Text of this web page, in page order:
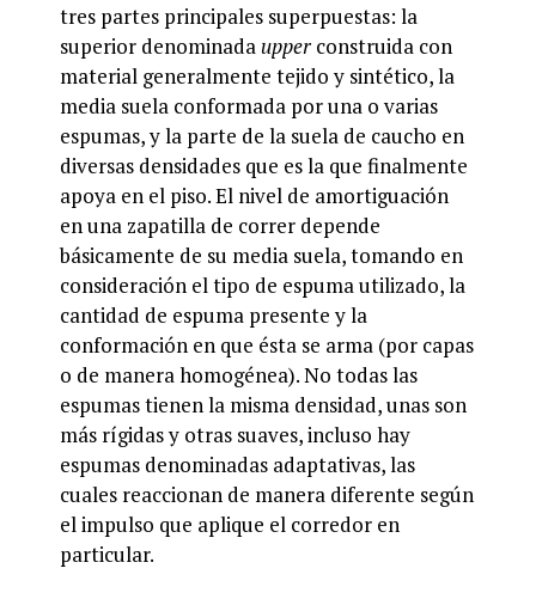
tres partes principales superpuestas: la
superior denominada upper construida con
material generalmente tejido y sintético, la
media suela conformada por una o varias
espumas, y la parte de la suela de caucho en
diversas densidades que es la que finalmente
apoya en el piso. El nivel de amortiguación
en una zapatilla de correr depende
básicamente de su media suela, tomando en
consideración el tipo de espuma utilizado, la
cantidad de espuma presente y la
conformación en que ésta se arma (por capas
o de manera homogénea). No todas las
espumas tienen la misma densidad, unas son
más rígidas y otras suaves, incluso hay
espumas denominadas adaptativas, las
cuales reaccionan de manera diferente según
el impulso que aplique el corredor en
particular.